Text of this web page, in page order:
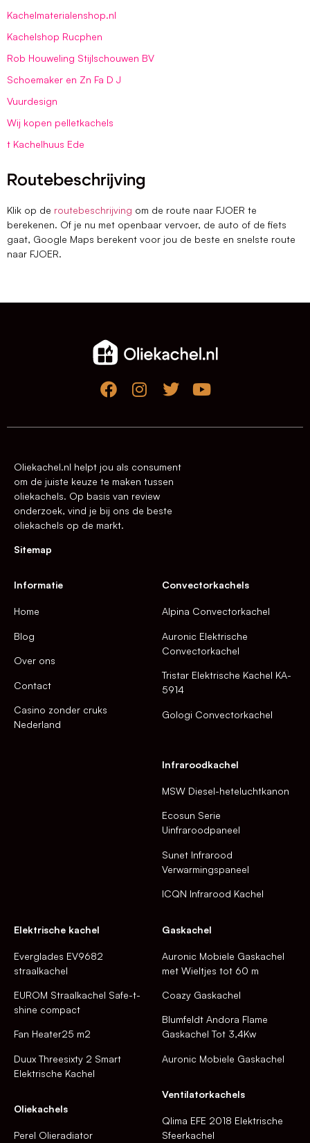
Kachelmaterialenshop.nl
Kachelshop Rucphen
Rob Houweling Stijlschouwen BV
Schoemaker en Zn Fa D J
Vuurdesign
Wij kopen pelletkachels
t Kachelhuus Ede
Routebeschrijving
Klik op de routebeschrijving om de route naar FJOER te
berekenen. Of je nu met openbaar vervoer, de auto of de fiets
gaat, Google Maps berekent voor jou de beste en snelste route
naar FJOER.
Oliekachel.nl helpt jou als consument
om de juiste keuze te maken tussen
oliekachels. Op basis van review
onderzoek, vind je bij ons de beste
oliekachels op de markt.
Sitemap
Informatie
Home
Blog
Over ons
Contact
Casino zonder cruks
Nederland
Convectorkachels
Alpina Convectorkachel
Auronic Elektrische
Convectorkachel
Tristar Elektrische Kachel KA-
5914
Gologi Convectorkachel
Infraroodkachel
MSW Diesel-heteluchtkanon
Ecosun Serie
Uinfraroodpaneel
Sunet Infrarood
Verwarmingspaneel
ICQN Infrarood Kachel
Elektrische kachel
Everglades EV9682
straalkachel
EUROM Straalkachel Safe-t-
shine compact
Fan Heater25 m2
Duux Threesixty 2 Smart
Elektrische Kachel
Oliekachels
Perel Olieradiator
Gaskachel
Auronic Mobiele Gaskachel
met Wieltjes tot 60 m
Coazy Gaskachel
Blumfeldt Andora Flame
Gaskachel Tot 3,4Kw
Auronic Mobiele Gaskachel
Ventilatorkachels
Qlima EFE 2018 Elektrische
Sfeerkachel